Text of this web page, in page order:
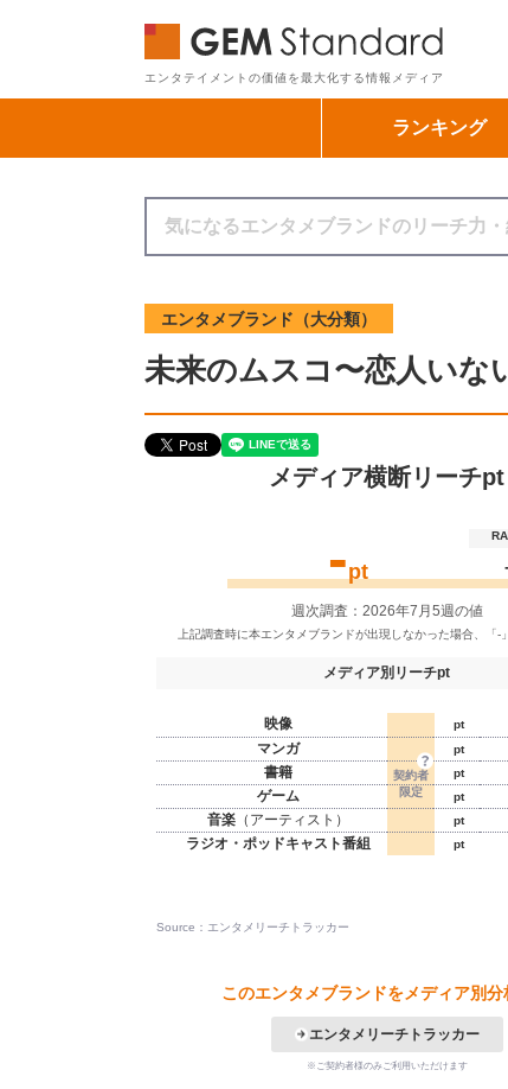
エンタテイメントの価値を最大化する情報メディア
ランキング
エンタメブランド（大分類）
未来のムスコ〜恋人いな
メディア横断リーチpt
-pt -
週次調査：2026年7月5週の値
メディア別リーチpt
映像 pt
マンガ
pt
書籍
pt
ゲーム
pt
音楽 （アーティスト） pt
ラジオ・ポッドキャスト番組
pt
Source：エンタメリーチトラッカー
このエンタメブランドをメディア別分
エンタメリーチトラッカー
※ご契約者様のみご利用いただけます